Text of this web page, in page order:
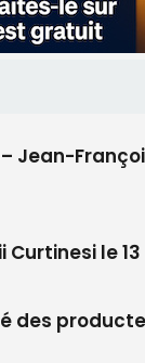
Jean-
Curtinesi le
des